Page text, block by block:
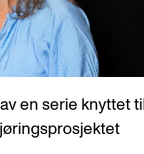
en serie knyttet